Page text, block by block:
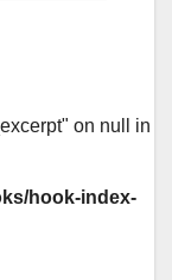
on null in
hook-index-